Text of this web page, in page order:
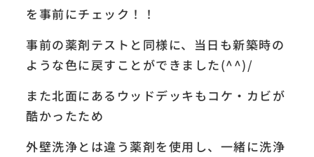
を事前にチェック！！
事前の薬剤テストと同様に、当日も新築時の
ような色に戻すことができました(^^)/
また北面にあるウッドデッキもコケ・カビが
酷かったため
外壁洗浄とは違う薬剤を使用し、一緒に洗浄